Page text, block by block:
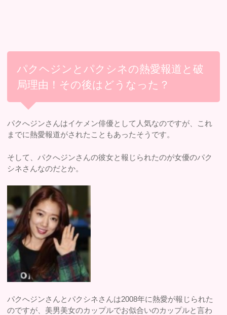
パクヘジンとパクシネの熱愛報道と破
局理由！その後はどうなった？
パクへジンさんはイケメン俳優として人気なのですが、これ
までに熱愛報道がされたこともあったそうです。
そして、パクへジンさんの彼女と報じられたのが女優のパク
シネさんなのだとか。
パクへジンさんとパクシネさんは2008年に熱愛が報じられた
のですが、美男美女のカップルでお似合いのカップルと言わ